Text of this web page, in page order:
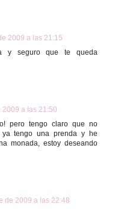
2009 a las 21:15
y seguro que te queda
a las 21:50
pero tengo claro que no
tengo una prenda y he
monada, estoy deseando
de 2009 a las 22:48